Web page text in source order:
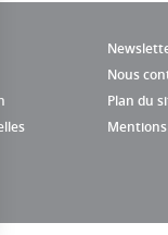
Nous
Plan du